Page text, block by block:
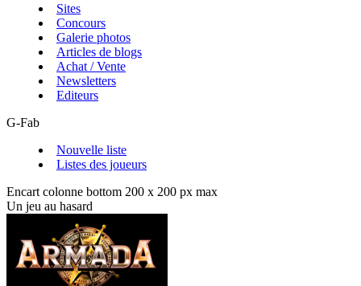
Sites
Concours
Galerie photos
Articles de blogs
Achat / Vente
Newsletters
Editeurs
G-Fab
Nouvelle liste
Listes des joueurs
Encart colonne bottom 200 x 200 px max
Un jeu au hasard